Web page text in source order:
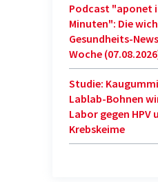
Podcast "aponet
Minuten": Die
Gesundheits-
Woche
Studie:
Lablab-Bohnen
Labor gegen HPV
Krebskeime